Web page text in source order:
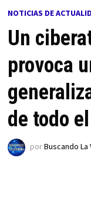
NOTICIAS DE
Un
provoca
de todo
porBuscando La